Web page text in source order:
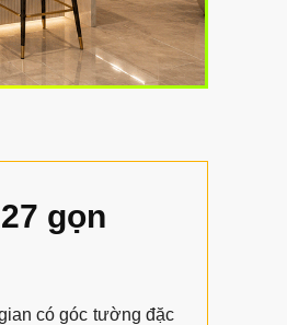
gọn
có góc tường đặc